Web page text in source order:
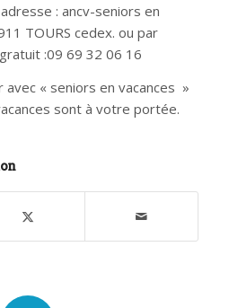
: ancv-seniors en
TOURS cedex. ou par
:09 69 32 06 16
avec « seniors en vacances »
sont à votre portée.